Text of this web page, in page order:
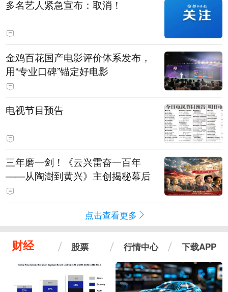
多名艺人紧急宣布：取消！
金鸡百花国产电影评价体系发布，
用“专业口碑”锚定好电影
电视节目预告
三年磨一剑！《云兴雷奋一百年
——从陶澍到黄兴》主创揭秘幕后
点击查看更多
财经 股票 行情中心 下载APP